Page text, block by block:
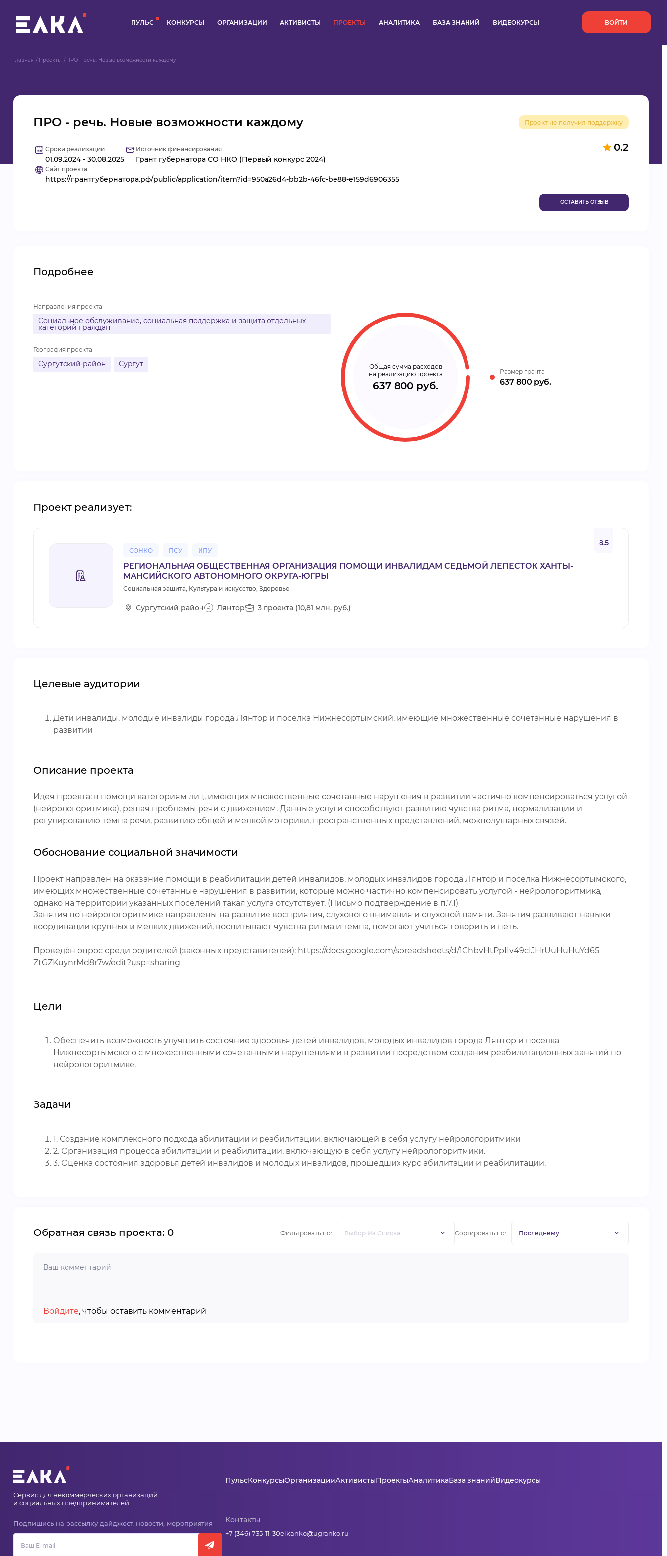
ПУЛЬС КОНКУРСЫ ОРГАНИЗАЦИИ АКТИВИСТЫ ПРОЕКТЫ АНАЛИТИКА БАЗА ЗНАНИЙ ВИДЕОКУРСЫ ВОЙТИ
ПРОЕКТЫ
АНАЛИТИКА
Главная Проекты ПРО - речь. Новые возможности каждому
ПРО - речь. Новые возможности каждому Проект не получил поддержку
0.2
Сроки реализации
01.09.2024 - 30.08.2025
Источник финансирования
Грант губернатора СО НКО (Первый конкурс 2024)
Сайт проекта
https://грантгубернатора.рф/public/application/item?id=950a26d4-bb2b-46fc-be88-e159d6906355
ОСТАВИТЬ ОТЗЫВ
Подробнее
Направления проекта
Социальное обслуживание, социальная поддержка и защита отдельных
категорий граждан
География проекта
Сургутский район Сургут
Общая сумма расходов
на реализацию проекта
637 800 руб.
Размер гранта
637 800 руб.
Проект реализует:
СОНКО ПСУ ИПУ
8.5
РЕГИОНАЛЬНАЯ ОБЩЕСТВЕННАЯ ОРГАНИЗАЦИЯ ПОМОЩИ ИНВАЛИДАМ СЕДЬМОЙ ЛЕПЕСТОК ХАНТЫ-
МАНСИЙСКОГО АВТОНОМНОГО ОКРУГА-ЮГРЫ
Социальная защита, Культура и искусство, Здоровье
Сургутский район Лянтор 3 проекта (10,81 млн. руб.)
Целевые аудитории
Дети инвалиды, молодые инвалиды города Лянтор и поселка Нижнесортымский, имеющие множественные сочетанные нарушения в
развитии
Описание проекта
Идея проекта: в помощи категориям лиц, имеющих множественные сочетанные нарушения в развитии частично компенсироваться услугой
(нейрологоритмика), решая проблемы речи с движением. Данные услуги способствуют развитию чувства ритма, нормализации и
регулированию темпа речи, развитию общей и мелкой моторики, пространственных представлений, межполушарных связей.
Обоснование социальной значимости
Проект направлен на оказание помощи в реабилитации детей инвалидов, молодых инвалидов города Лянтор и поселка Нижнесортымского,
имеющих множественные сочетанные нарушения в развитии, которые можно частично компенсировать услугой - нейрологоритмика,
однако на территории указанных поселений такая услуга отсутствует. (Письмо подтверждение в п.7.1)
Занятия по нейрологоритмике направлены на развитие восприятия, слухового внимания и слуховой памяти. Занятия развивают навыки
координации крупных и мелких движений, воспитывают чувства ритма и темпа, помогают учиться говорить и петь.
Проведён опрос среди родителей (законных представителей): https://docs.google.com/spreadsheets/d/1GhbvHtPpIIv49cIJHrUuHuHuYd65
ZtGZKuynrMd8r7w/edit?usp=sharing
Цели
Обеспечить возможность улучшить состояние здоровья детей инвалидов, молодых инвалидов города Лянтор и поселка
Нижнесортымского с множественными сочетанными нарушениями в развитии посредством создания реабилитационных занятий по
нейрологоритмике.
Задачи
1. Создание комплексного подхода абилитации и реабилитации, включающей в себя услугу нейрологоритмики
2. Организация процесса абилитации и реабилитации, включающую в себя услугу нейрологоритмики.
3. Оценка состояния здоровья детей инвалидов и молодых инвалидов, прошедших курс абилитации и реабилитации.
Обратная связь проекта: 0 Фильтровать по: Сортировать по:
Войдите, чтобы оставить комментарий
Сервис для некоммерческих организаций
и социальных предпринимателей
Подпишись на рассылку дайджест, новости, мероприятия
ПульсКонкурсыОрганизацииАктивистыПроектыАналитикаБаза знанийВидеокурсы
Контакты
+7 (346) 735-11-30elkanko@ugranko.ru